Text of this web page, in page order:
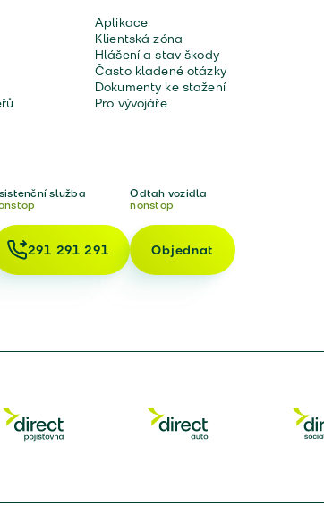
Aplikace
Klientská zóna
Hlášení a stav škody
Často kladené otázky
Dokumenty ke stažení
Pro vývojáře
služba
291 291 291
Odtah vozidla
nonstop
Objednat